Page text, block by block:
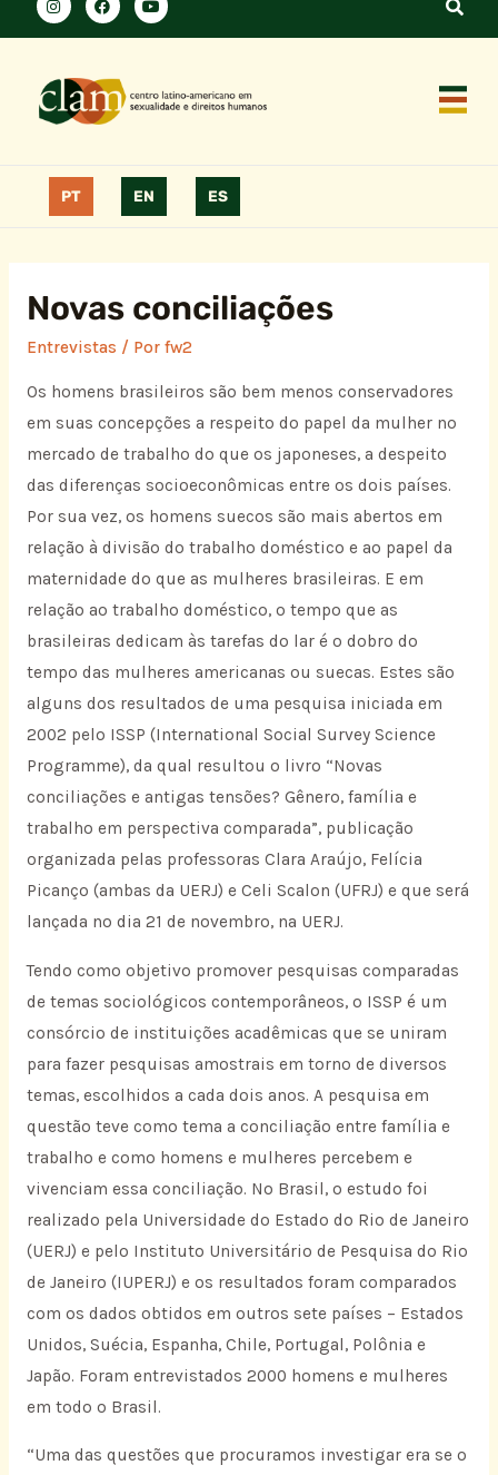
PT EN ES
Novas conciliações
Entrevistas / Por fw2
Os homens brasileiros são bem menos conservadores
em suas concepções a respeito do papel da mulher no
mercado de trabalho do que os japoneses, a despeito
das diferenças socioeconômicas entre os dois países.
Por sua vez, os homens suecos são mais abertos em
relação à divisão do trabalho doméstico e ao papel da
maternidade do que as mulheres brasileiras. E em
relação ao trabalho doméstico, o tempo que as
brasileiras dedicam às tarefas do lar é o dobro do
tempo das mulheres americanas ou suecas. Estes são
alguns dos resultados de uma pesquisa iniciada em
2002 pelo ISSP (International Social Survey Science
Programme), da qual resultou o livro “Novas
conciliações e antigas tensões? Gênero, família e
trabalho em perspectiva comparada”, publicação
organizada pelas professoras Clara Araújo, Felícia
Picanço (ambas da UERJ) e Celi Scalon (UFRJ) e que será
lançada no dia 21 de novembro, na UERJ.
Tendo como objetivo promover pesquisas comparadas
de temas sociológicos contemporâneos, o ISSP é um
consórcio de instituições acadêmicas que se uniram
para fazer pesquisas amostrais em torno de diversos
temas, escolhidos a cada dois anos. A pesquisa em
questão teve como tema a conciliação entre família e
trabalho e como homens e mulheres percebem e
vivenciam essa conciliação. No Brasil, o estudo foi
realizado pela Universidade do Estado do Rio de Janeiro
(UERJ) e pelo Instituto Universitário de Pesquisa do Rio
de Janeiro (IUPERJ) e os resultados foram comparados
com os dados obtidos em outros sete países – Estados
Unidos, Suécia, Espanha, Chile, Portugal, Polônia e
Japão. Foram entrevistados 2000 homens e mulheres
em todo o Brasil.
“Uma das questões que procuramos investigar era se o